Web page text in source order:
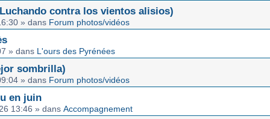
contra los vientos alisios)
» dans Forum photos/vidéos
» dans L'ours des Pyrénées
sombrilla)
» dans Forum photos/vidéos
en juin
13:46 » dans Accompagnement